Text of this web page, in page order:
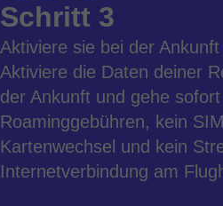
Schritt 3
Aktiviere sie bei der Ankunft
Aktiviere die Daten deiner
der Ankunft und gehe
Roaminggebühren, kein
Kartenwechsel und kein
Internetverbindung am